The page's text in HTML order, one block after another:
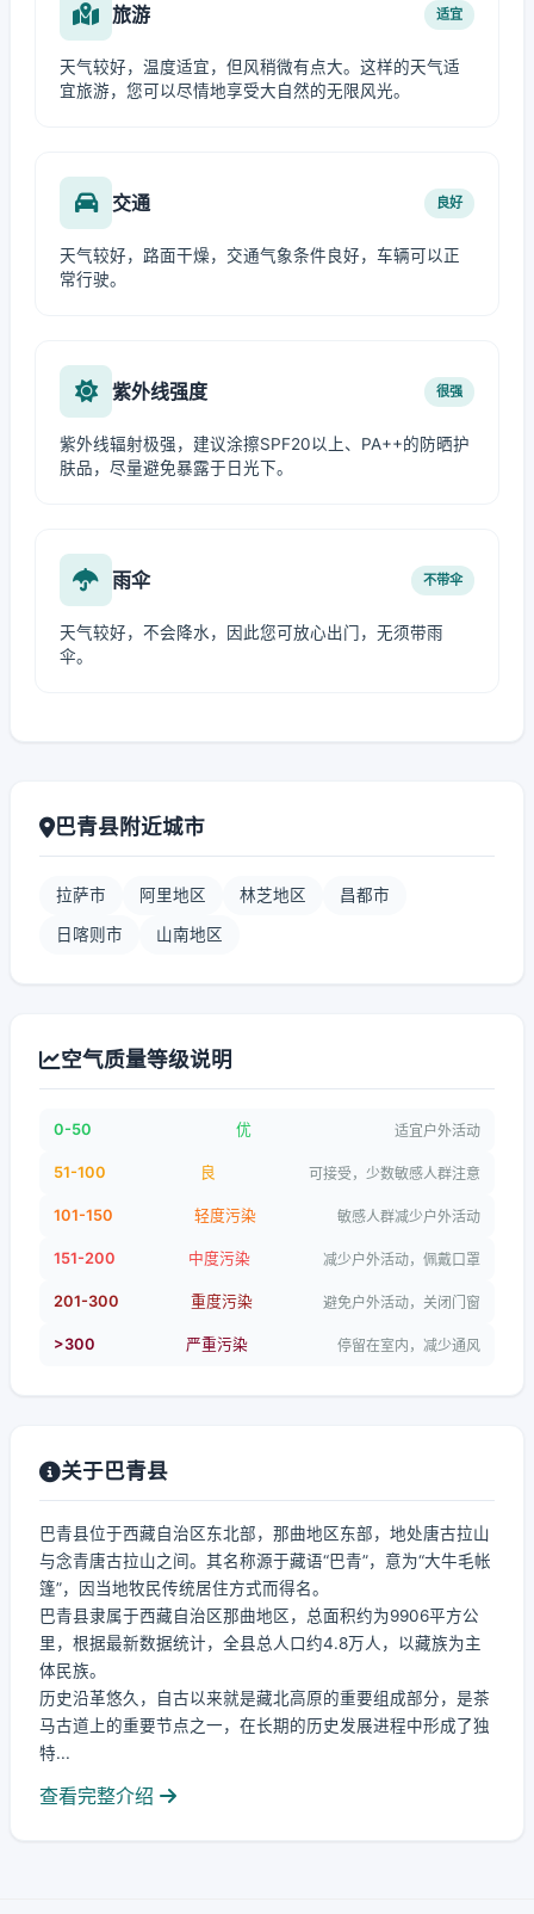
旅游 适宜
天气较好，温度适宜，但风稍微有点大。这样的天气适
宜旅游，您可以尽情地享受大自然的无限风光。
交通 良好
天气较好，路面干燥，交通气象条件良好，车辆可以正
常行驶。
紫外线强度 很强
紫外线辐射极强，建议涂擦SPF20以上、PA++的防晒护
肤品，尽量避免暴露于日光下。
雨伞 不带伞
天气较好，不会降水，因此您可放心出门，无须带雨
伞。
巴青县附近城市
拉萨市 阿里地区 林芝地区 昌都市
日喀则市 山南地区
空气质量等级说明
0-50 优 适宜户外活动
51-100 良 可接受，少数敏感人群注意
101-150 轻度污染 敏感人群减少户外活动
151-200 中度污染 减少户外活动，佩戴口罩
201-300 重度污染 避免户外活动，关闭门窗
>300 严重污染 停留在室内，减少通风
关于巴青县
巴青县位于西藏自治区东北部，那曲地区东部，地处唐古拉山
与念青唐古拉山之间。其名称源于藏语“巴青”，意为“大牛毛帐
篷”，因当地牧民传统居住方式而得名。
巴青县隶属于西藏自治区那曲地区，总面积约为9906平方公
里，根据最新数据统计，全县总人口约4.8万人，以藏族为主
体民族。
历史沿革悠久，自古以来就是藏北高原的重要组成部分，是茶
马古道上的重要节点之一，在长期的历史发展进程中形成了独
特...
查看完整介绍